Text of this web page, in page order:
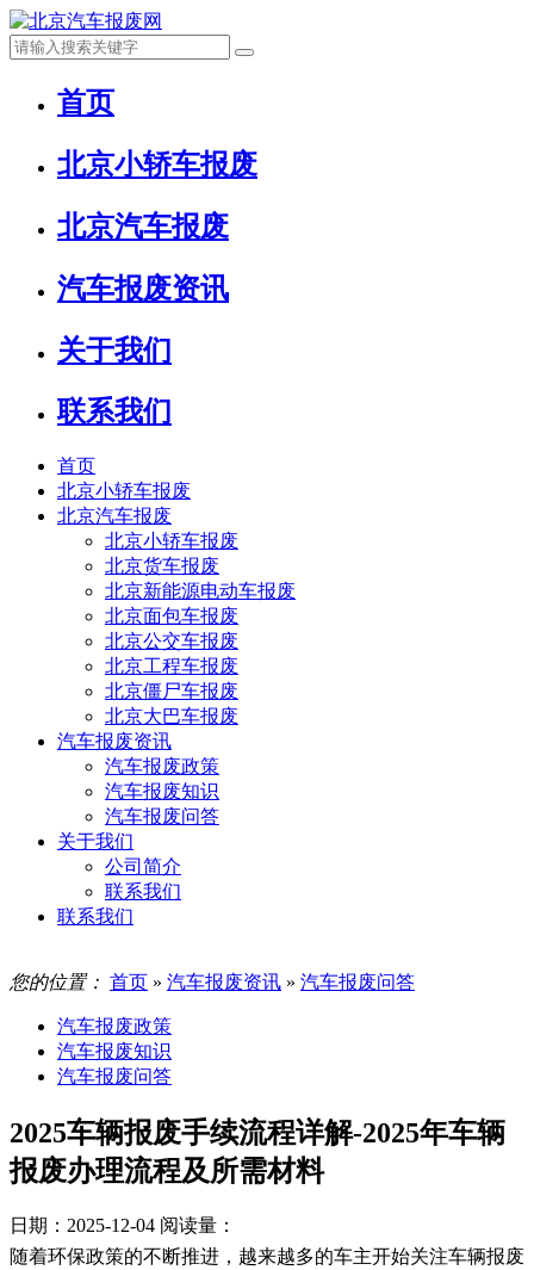
首页
北京小轿车报废
北京汽车报废
汽车报废资讯
关于我们
联系我们
首页
北京小轿车报废
北京汽车报废
北京小轿车报废
北京货车报废
北京新能源电动车报废
北京面包车报废
北京公交车报废
北京工程车报废
北京僵尸车报废
北京大巴车报废
汽车报废资讯
汽车报废政策
汽车报废知识
汽车报废问答
关于我们
公司简介
联系我们
联系我们
您的位置： 首页 » 汽车报废资讯 » 汽车报废问答
汽车报废政策
汽车报废知识
汽车报废问答
2025车辆报废手续流程详解-2025年车辆
报废办理流程及所需材料
日期：2025-12-04 阅读量：
随着环保政策的不断推进，越来越多的车主开始关注车辆报废